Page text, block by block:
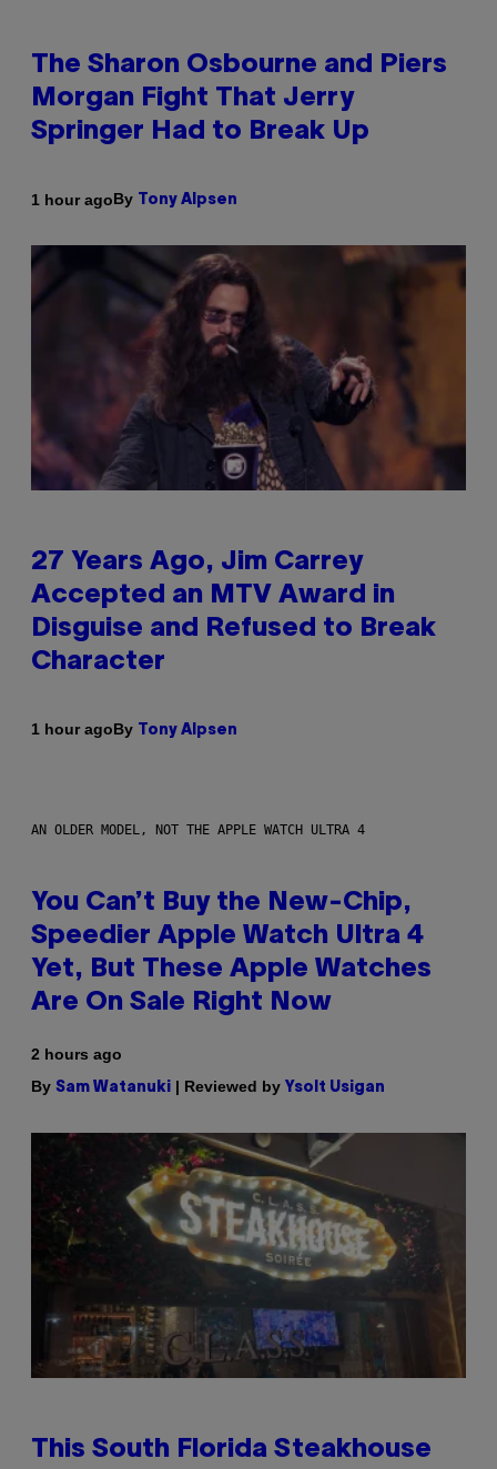
The Sharon Osbourne and Piers
Morgan Fight That Jerry
Springer Had to Break Up
1 hour agoBy Tony Alpsen
27 Years Ago, Jim Carrey
Accepted an MTV Award in
Disguise and Refused to Break
Character
1 hour agoBy Tony Alpsen
AN OLDER MODEL, NOT THE APPLE WATCH ULTRA 4
You Can’t Buy the New-Chip,
Speedier Apple Watch Ultra 4
Yet, But These Apple Watches
Are On Sale Right Now
2 hours ago
By Sam Watanuki | Reviewed by Ysolt Usigan
This South Florida Steakhouse